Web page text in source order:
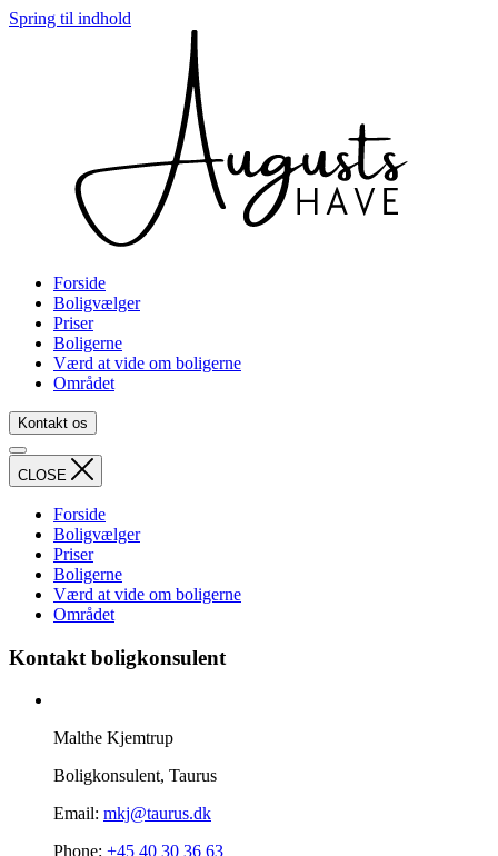
Spring til indhold
Forside
Boligvælger
Priser
Boligerne
Værd at vide om boligerne
Området
Kontakt os
CLOSE
Forside
Boligvælger
Priser
Boligerne
Værd at vide om boligerne
Området
Kontakt boligkonsulent
Malthe Kjemtrup
Boligkonsulent, Taurus
Email: mkj@taurus.dk
Phone: +45 40 30 36 63